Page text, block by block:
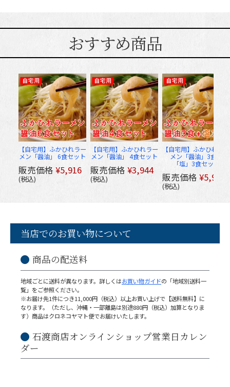
おすすめ商品
【自宅用】ふかひれラー
メン「醤油」 6食セット
販売価格 ¥5,916
税込
【自宅用】ふかひれラー
メン「醤油」 4食セット
販売価格 ¥3,944
税込
【自宅用】ふかひれラー
メン「醤油」3食＋
「塩」3食セット
販売価格 ¥5,916
税込
当店でのお買い物について
商品の配送料
地域ごとに送料が異なります。詳しくはお買い物ガイドの「地域別送料一
覧」をご参照ください。
※お届け先1件につき11,000円（税込）以上お買い上げで【送料無料】に
なります。（ただし、沖縄・一部離島は別途880円（税込）加算となりま
す）商品はクロネコヤマト便でお届けいたします。
石渡商店オンラインショップ営業日カレン
ダー